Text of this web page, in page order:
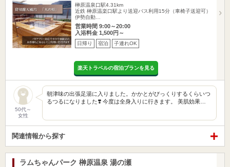
榊原温泉口駅4.31km
近鉄 榊原温楽口駅より送迎バス利用15分（車椅子送迎可）
伊勢自動…
営業時間 9:00～20:00
入浴料金 1,500円～
日帰り 宿泊 子連れOK
楽天トラベルの宿泊プランを見る
50代～
女性
朝津味の出張足湯に入りました。かかとがびっくりするくらいつ
るつるになりました❣️ 今度は全身入りに行きます。 美肌効果…
関連情報から探す
ラムちゃんパーク 榊原温泉 湯の瀬